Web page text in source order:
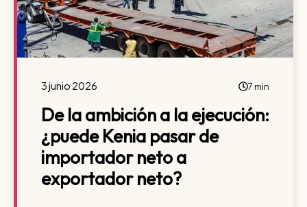
3 junio 2026 7 min
De la ambición a la ejecución:
¿puede Kenia pasar de
importador neto a
exportador neto?